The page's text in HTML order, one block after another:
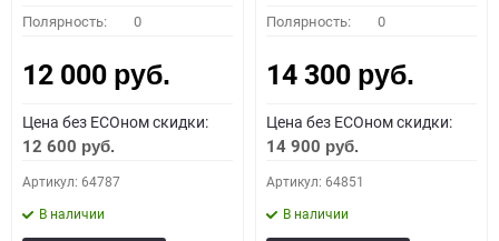
Полярность:
0
12 000 руб.
Цена без ECOном скидки:
12 600 руб.
Артикул: 64787
В наличии
Полярность:
0
14 300 руб.
Цена без ECOном скидки:
14 900 руб.
Артикул: 64851
В наличии